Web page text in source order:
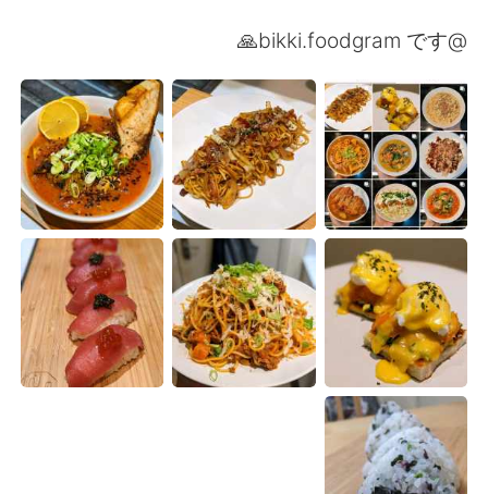
Indonesia Italiano
Türkçe Tiếng Việt
Português
@bikki.foodgram です🙏